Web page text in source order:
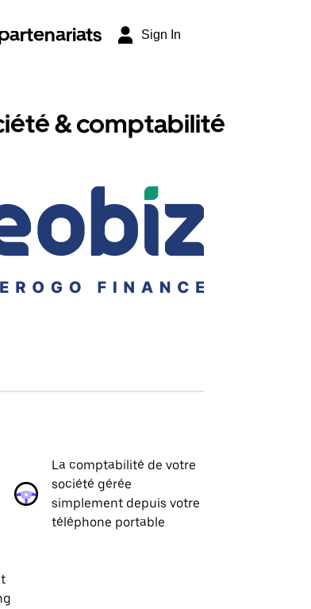
Sign In
& comptabilité
La comptabilité de votre
société gérée
simplement depuis votre
téléphone portable